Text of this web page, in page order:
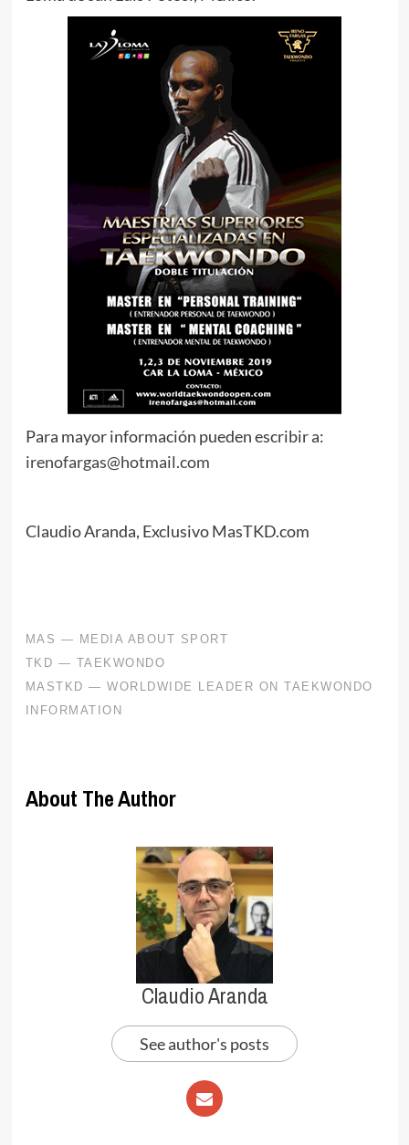
Para mayor información pueden escribir a:
irenofargas@hotmail.com
Claudio Aranda, Exclusivo MasTKD.com
About The Author
Claudio Aranda
See author's posts